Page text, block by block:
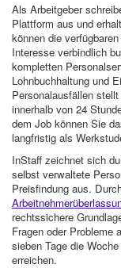
Als Arbeitgeber
Plattform aus und
können die
Interesse verbindlich
kompletten
Lohnbuchhaltung und
Personalausfällen
innerhalb von 24
dem Job können Sie
langfristig als
InStaff zeichnet sich
selbst verwaltete
Preisfindung aus.
rechtssichere
Fragen oder Probleme
sieben Tage die
erreichen.